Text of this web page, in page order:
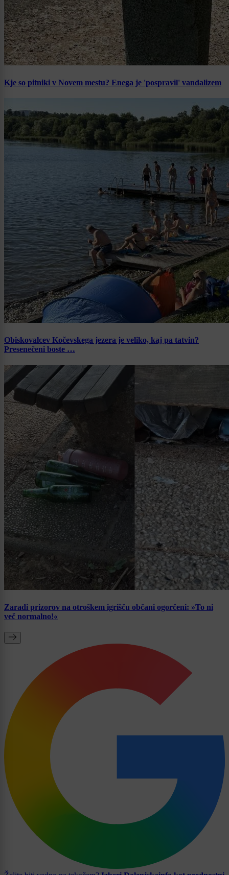
Kje so pitniki v Novem mestu? Enega je 'pospravil' vandalizem
Obiskovalcev Kočevskega jezera je veliko, kaj pa tatvin?
Presenečeni boste …
Zaradi prizorov na otroškem igrišču občani ogorčeni: »To ni
več normalno!«